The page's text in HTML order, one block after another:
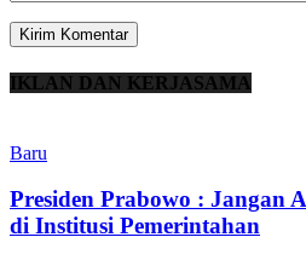
IKLAN DAN KERJASAMA
Baru
Presiden Prabowo : Jangan
di Institusi Pemerintahan